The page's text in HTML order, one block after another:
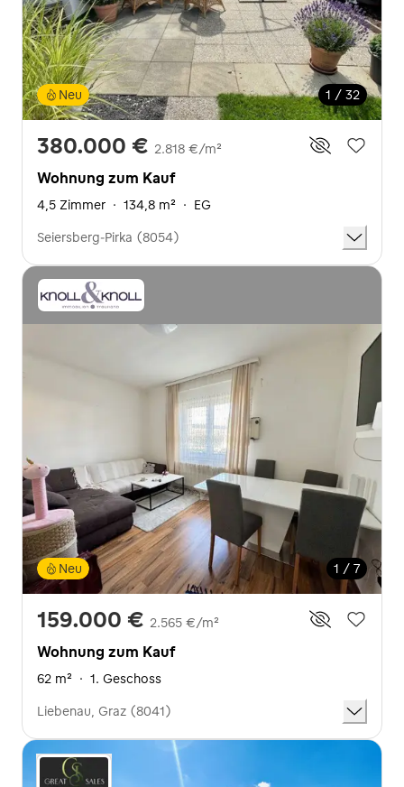
1 / 32
Neu
380.000 € 2.818 €/m²
Wohnung zum Kauf
4,5 Zimmer · 134,8 m² · EG
Seiersberg-Pirka (8054)
1 / 7
Neu
159.000 € 2.565 €/m²
Wohnung zum Kauf
62 m² · 1. Geschoss
Liebenau, Graz (8041)